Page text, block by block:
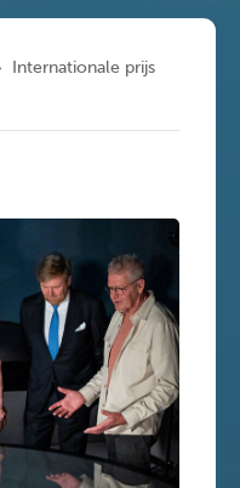
Internationale prijs